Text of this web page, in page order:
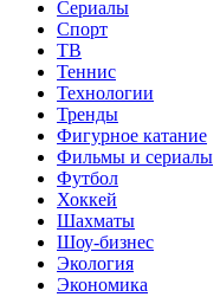
Сериалы
Спорт
ТВ
Теннис
Технологии
Тренды
Фигурное катание
Фильмы и сериалы
Футбол
Хоккей
Шахматы
Шоу-бизнес
Экология
Экономика